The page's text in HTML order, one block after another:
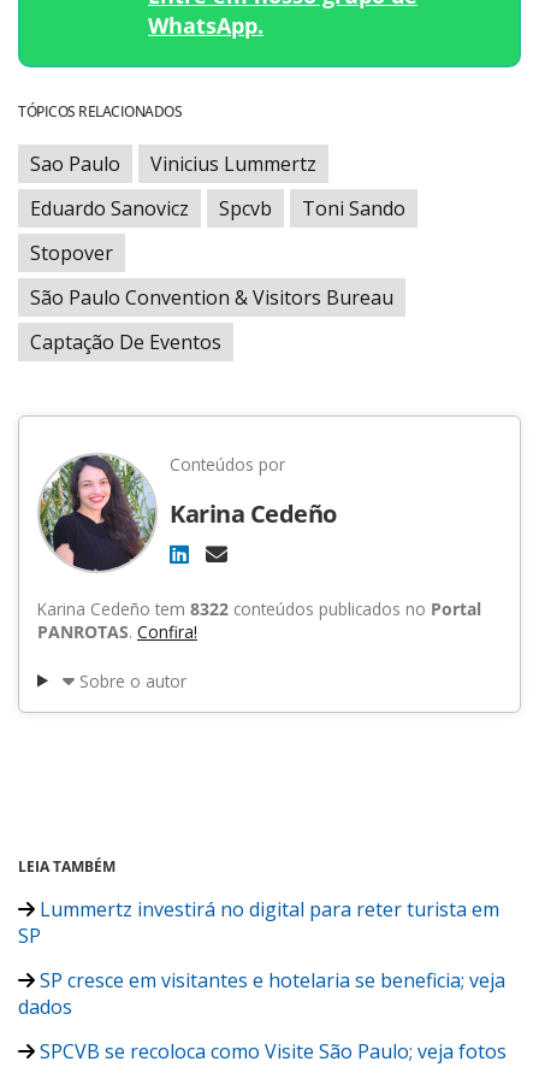
WhatsApp.
TÓPICOS RELACIONADOS
Sao Paulo
Vinicius Lummertz
Eduardo Sanovicz
Spcvb
Toni Sando
Stopover
São Paulo Convention & Visitors Bureau
Captação De Eventos
Conteúdos por
Karina Cedeño
Karina Cedeño tem 8322 conteúdos publicados no Portal
PANROTAS. Confira!
Sobre o autor
LEIA TAMBÉM
Lummertz investirá no digital para reter turista em
SP
SP cresce em visitantes e hotelaria se beneficia; veja
dados
SPCVB se recoloca como Visite São Paulo; veja fotos